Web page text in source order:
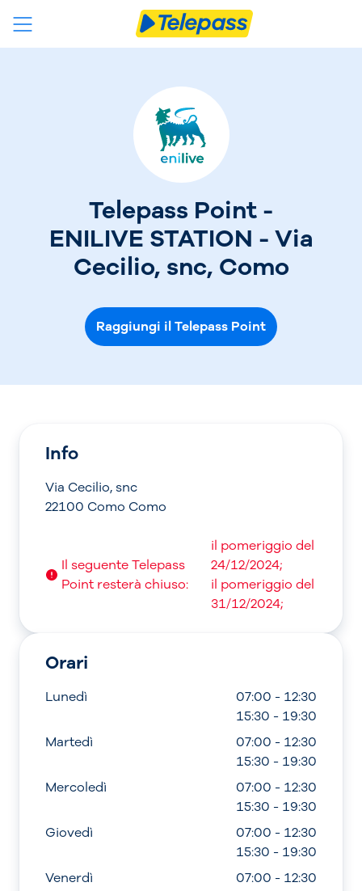
Telepass Point -
ENILIVE STATION - Via
Cecilio, snc, Como
Raggiungi il Telepass Point
Info
Via Cecilio, snc
22100 Como Como
Il seguente Telepass
Point resterà chiuso:
il pomeriggio del
24/12/2024;
il pomeriggio del
31/12/2024;
Orari
Lunedì
07:00 - 12:30
15:30 - 19:30
Martedì
07:00 - 12:30
15:30 - 19:30
Mercoledì
07:00 - 12:30
15:30 - 19:30
Giovedì
07:00 - 12:30
15:30 - 19:30
Venerdì
07:00 - 12:30